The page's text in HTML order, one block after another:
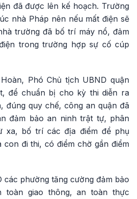
đã được lên kế hoạch. Trường
nhà Pháp nên nếu mất điện sẽ
trường đã bố trí máy nổ, đảm
trong trường hợp sự cố cúp
Phó Chủ tịch UBND quận
để chuẩn bị cho kỳ thi diễn ra
đúng quy chế, công an quận đã
đảm bảo an ninh trật tự, phân
xa, bố trí các địa điểm để phụ
con đi thi, có điểm chờ gần điểm
các phường tăng cường đảm bảo
giao thông, an toàn thực